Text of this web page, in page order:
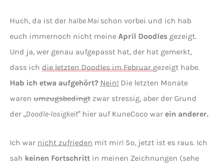
Huch, da ist der halbe Mai schon vorbei und ich hab
euch immernoch nicht meine April Doodles gezeigt.
Und ja, wer genau aufgepasst hat, der hat gemerkt,
dass ich die letzten Doodles im Februargezeigt habe.
Hab ich etwa aufgehört? Nein! Die letzten Monate
waren umzugsbedingt zwar stressig, aber der Grund
der „Doodle-losigkeit“ hier auf KuneCoco war ein anderer.
Ich war nicht zufrieden mit mir! So, jetzt ist es raus. Ich
sah keinen Fortschritt in meinen Zeichnungen (sehe